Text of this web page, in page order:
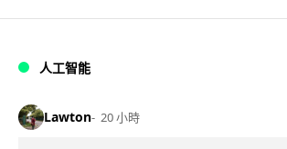
人工智能
Lawton 20 小時